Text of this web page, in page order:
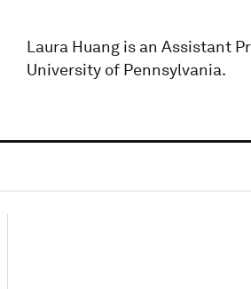
Laura Huang is an Assistant
University of Pennsylvania.